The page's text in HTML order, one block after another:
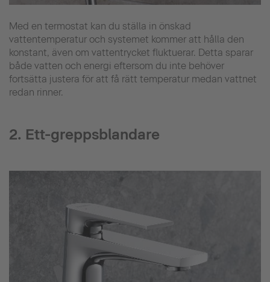
Med en termostat kan du ställa in önskad
vattentemperatur och systemet kommer att hålla den
konstant, även om vattentrycket fluktuerar. Detta sparar
både vatten och energi eftersom du inte behöver
fortsätta justera för att få rätt temperatur medan vattnet
redan rinner.
2. Ett-greppsblandare